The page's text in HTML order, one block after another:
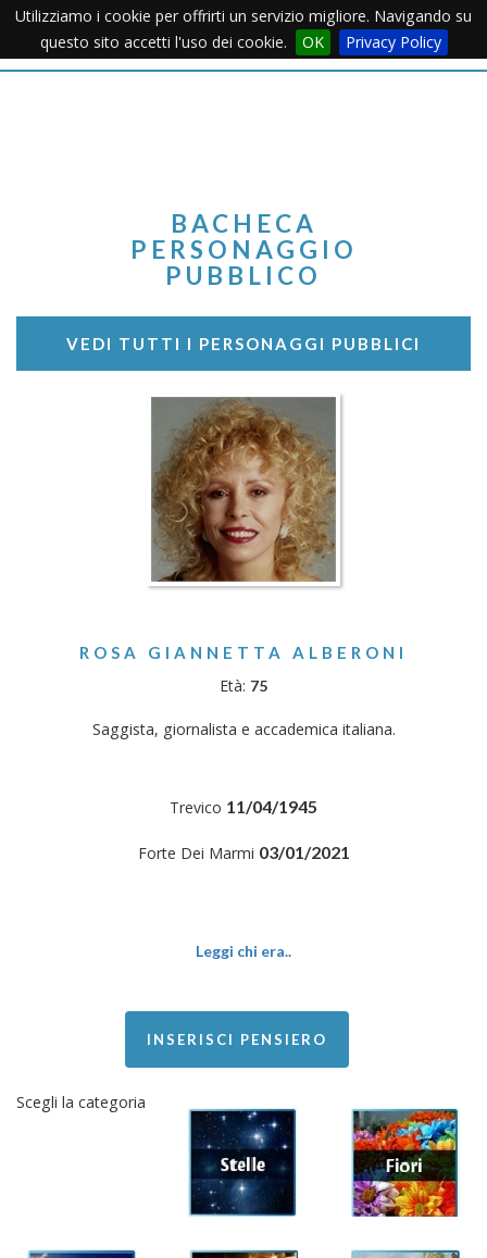
Utilizziamo i cookie per offrirti un servizio migliore. Navigando su
questo sito accetti l'uso dei cookie.
OK Privacy PolicyMenu
BACHECA
PERSONAGGIO
PUBBLICO
VEDI TUTTI I PERSONAGGI PUBBLICI
ROSA GIANNETTA ALBERONI
Età: 75
Saggista, giornalista e accademica italiana.
Trevico 11/04/1945
Forte Dei Marmi 03/01/2021
Leggi chi era..
INSERISCI PENSIERO
Scegli la categoria